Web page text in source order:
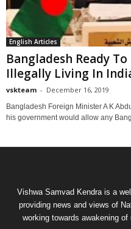
English Articles
Bangladesh Ready
Illegally Living In
vskteam - December 16, 2019
Bangladesh Foreign Minister A K
his government would allow any
Vishwa Samvad Kendra is a
providing news and views of
working towards awakening